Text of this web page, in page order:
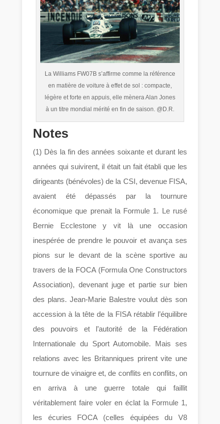
La Williams FW07B s’affirme comme la référence
en matière de voiture à effet de sol : compacte,
légère et forte en appuis, elle mènera Alan Jones
à un titre mondial mérité en fin de saison. @D.R.
Notes
(1) Dès la fin des années soixante et durant les
années qui suivirent, il était un fait établi que les
dirigeants (bénévoles) de la CSI, devenue FISA,
avaient été dépassés par la tournure
économique que prenait la Formule 1. Le rusé
Bernie Ecclestone y vit là une occasion
inespérée de prendre le pouvoir et avança ses
pions sur le devant de la scène sportive au
travers de la FOCA (Formula One Constructors
Association), devenant juge et partie sur bien
des plans. Jean-Marie Balestre voulut dès son
accession à la tête de la FISA rétablir l’équilibre
des pouvoirs et l’autorité de la Fédération
Internationale du Sport Automobile. Mais ses
relations avec les Britanniques prirent vite une
tournure de vinaigre et, de conflits en conflits, on
en arriva à une guerre totale qui faillit
véritablement faire voler en éclat la Formule 1,
les écuries FOCA (celles équipées du V8